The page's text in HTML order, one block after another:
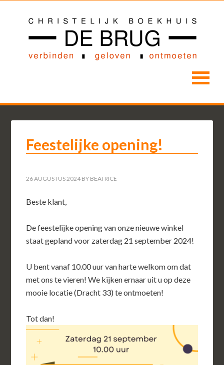
Feestelijke opening!
26 AUGUSTUS 2024 BY BEATRICE
Beste klant,
De feestelijke opening van onze nieuwe winkel
staat gepland voor zaterdag 21 september 2024!
U bent vanaf 10.00 uur van harte welkom om dat
met ons te vieren! We kijken ernaar uit u op deze
mooie locatie (Dracht 33) te ontmoeten!
Tot dan!